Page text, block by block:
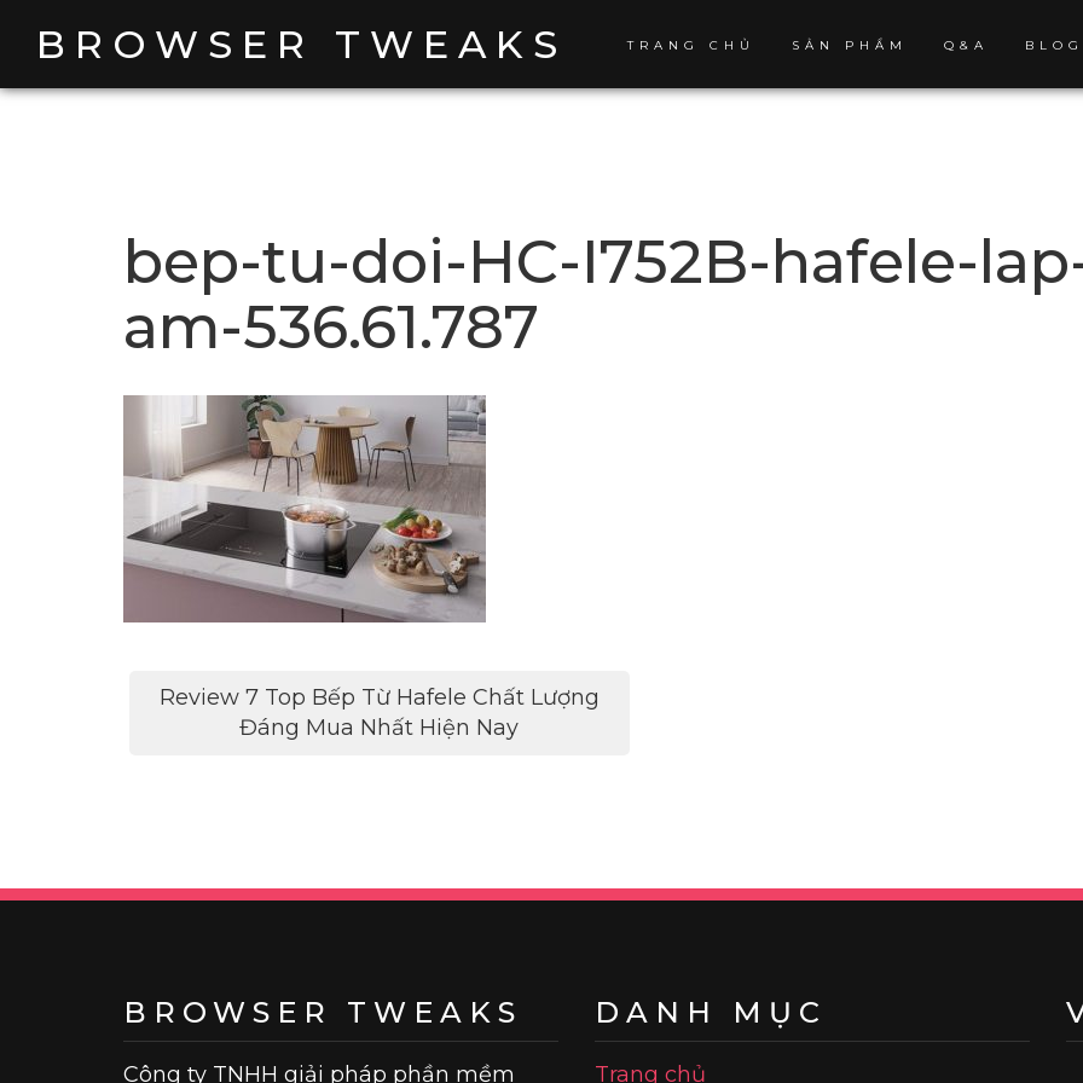
BROWSER TWEAKS TRANG CHỦ SẢN PHẨM Q&A BLOG
bep-tu-doi-HC-I752B-hafele-
am-536.61.787
Điều
hướng
Review 7 Top Bếp Từ Hafele Chất Lượng
Đáng Mua Nhất Hiện Nay
BROWSER TWEAKS
Công ty TNHH giải pháp phần mềm
DANH MỤC
Trang chủ